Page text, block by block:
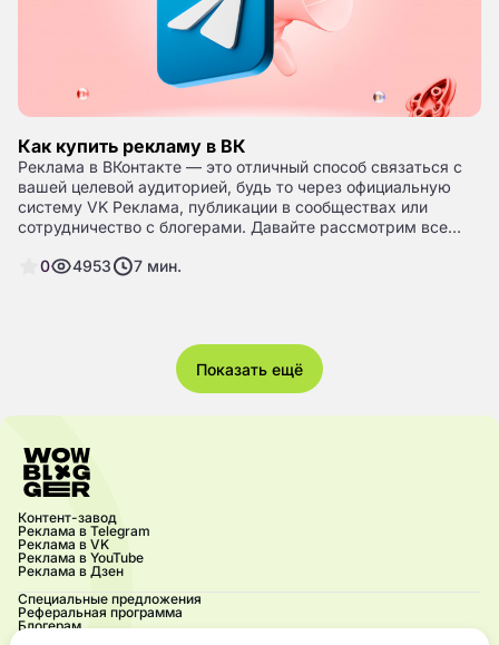
Как купить рекламу в ВК
Реклама в ВКонтакте — это отличный способ связаться с
вашей целевой аудиторией, будь то через официальную
систему VK Реклама, публикации в сообществах или
сотрудничество с блогерами. Давайте рассмотрим все
способ продвижения для своего бизнеса.
0 4953 7 мин.
Показать ещё
Контент-завод
Реклама в Telegram
Реклама в VK
Реклама в YouTube
Реклама в Дзен
Специальные предложения
Реферальная программа
Блогерам